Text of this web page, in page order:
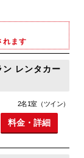
れます
ン レンタカー
2名1室（ツイン）
料金・詳細